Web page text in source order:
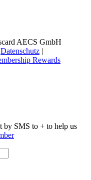
AECS GmbH
Datenschutz |
Rewards
by SMS to + to help us